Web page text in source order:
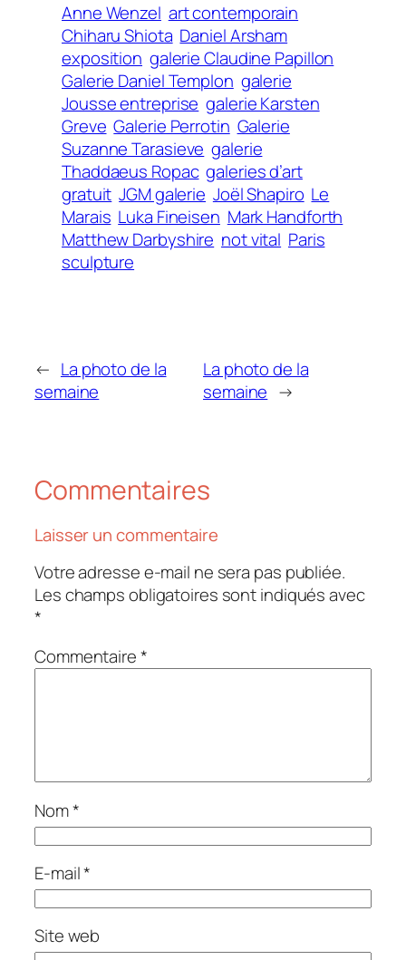
Anne Wenzel art contemporain
Chiharu Shiota Daniel Arsham
exposition galerie Claudine Papillon
Galerie Daniel Templon galerie
Jousse entreprise galerie Karsten
Greve Galerie Perrotin Galerie
Suzanne Tarasieve galerie
Thaddaeus Ropac galeries d’art
gratuit JGM galerie Joël Shapiro Le
Marais Luka Fineisen Mark Handforth
Matthew Darbyshire not vital Paris
sculpture
← La photo de la
semaine
La photo de la
semaine →
Commentaires
Laisser un commentaire
Votre adresse e-mail ne sera pas publiée.
Les champs obligatoires sont indiqués avec
*
Commentaire*
Nom*
E-mail*
Site web